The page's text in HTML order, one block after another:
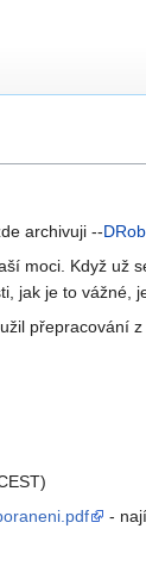
archivuji --
moci. Když
jak je to vážné,
přepracování
-